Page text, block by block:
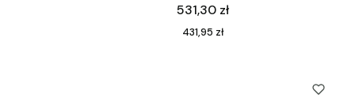
Cena
531,30 zł
Cena
431,95 zł